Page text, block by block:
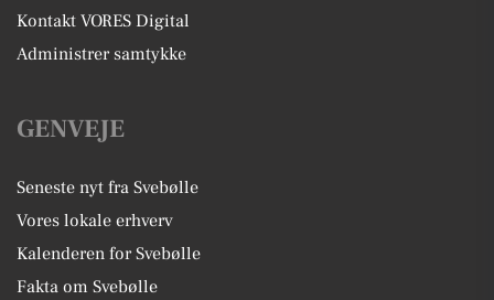
Kontakt VORES Digital
Administrer samtykke
GENVEJE
Seneste nyt fra Svebølle
Vores lokale erhverv
Kalenderen for Svebølle
Fakta om Svebølle